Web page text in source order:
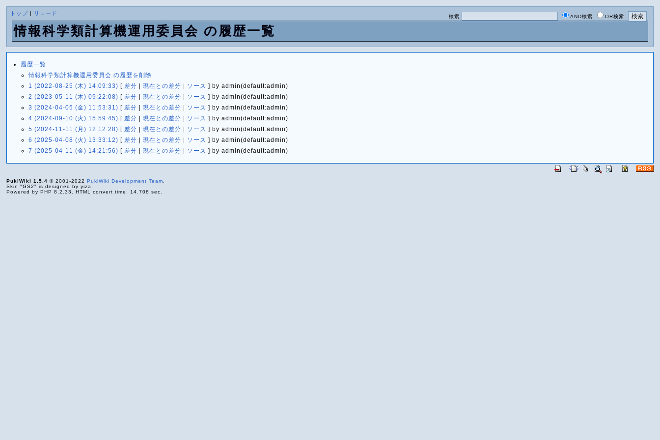
検索 AND検索 OR検索
トップ リロード
情報科学類計算機運用委員会 の履歴一覧
履歴一覧
情報科学類計算機運用委員会 の履歴を削除
1 (2022-08-25 (木) 14:09:33) [差分 |現在との差分 ソース ] by admin(default:admin)
2 (2023-05-11 (木) 09:22:08) [差分 |現在との差分 ソース ] by admin(default:admin)
3 (2024-04-05 (金) 11:53:31) [差分 |現在との差分 ソース ] by admin(default:admin)
4 (2024-09-10 (火) 15:59:45) [差分 |現在との差分 ソース ] by admin(default:admin)
5 (2024-11-11 (月) 12:12:28) [差分 |現在との差分 ソース ] by admin(default:admin)
6 (2025-04-08 (火) 13:33:12) [差分 |現在との差分 ソース ] by admin(default:admin)
7 (2025-04-11 (金) 14:21:56) [差分 |現在との差分 ソース ] by admin(default:admin)
PukiWiki 1.5.4 © 2001-2022 PukiWiki Development Team.
Skin "GS2" is designed by yiza.
Powered by PHP 8.2.33. HTML convert time: 14.708 sec.